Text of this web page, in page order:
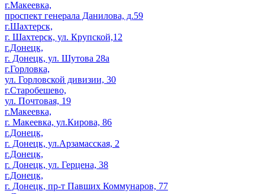
г.Макеевка,
проспект генерала Данилова, д.59
г.Шахтерск,
г. Шахтерск, ул. Крупской,12
г.Донецк,
г. Донецк, ул. Шутова 28а
г.Горловка,
ул. Горловской дивизии, 30
г.Старобешево,
ул. Почтовая, 19
г.Макеевка,
г. Макеевка, ул.Кирова, 86
г.Донецк,
г. Донецк, ул.Арзамасская, 2
г.Донецк,
г. Донецк, ул. Герцена, 38
г.Донецк,
г. Донецк, пр-т Павших Коммунаров, 77